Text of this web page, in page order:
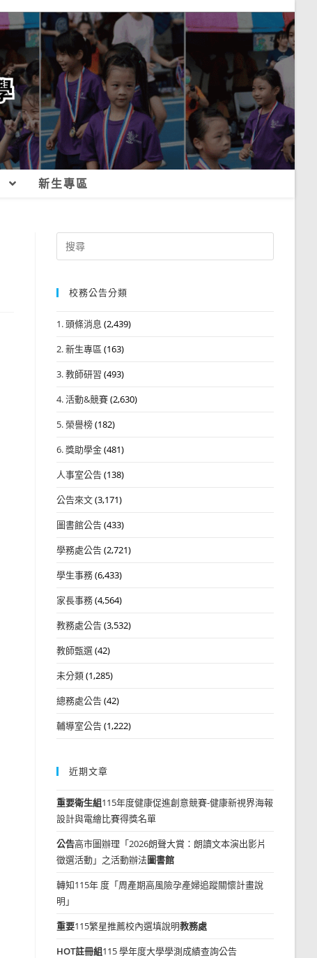
新生專區
Search
for:
校務公告分類
1. 頭條消息 (2,439)
2. 新生專區 (163)
3. 教師研習 (493)
4. 活動&競賽(2,630)
5. 榮譽榜(182)
6. 獎助學金(481)
人事室公告(138)
公告來文(3,171)
圖書館公告(433)
學務處公告(2,721)
學生事務(6,433)
家長事務(4,564)
教務處公告(3,532)
教師甄選(42)
未分類(1,285)
總務處公告(42)
輔導室公告(1,222)
近期文章
重要衛生組115年度健康促進創意競賽-健康新視界海報
設計與電繪比賽得獎名單
公告高市圖辦理「2026朗聲大賞：朗讀文本演出影片
徵選活動」之活動辦法圖書館
轉知115年 度「周產期高風險孕產婦追蹤關懷計畫說
明」
重要115繁星推薦校內選填說明教務處
HOT註冊組115 學年度大學學測成績查詢公告